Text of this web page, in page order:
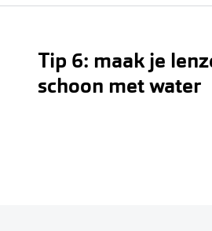
Tip 6: maak je
schoon met water